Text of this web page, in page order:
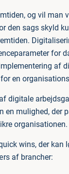
og vil man
den sags skyld
for
af
en
digitale
en mulighed, der
organisationen.
wins, der kan
af brancher: